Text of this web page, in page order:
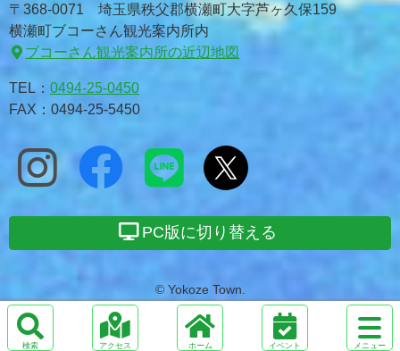
〒368-0071 埼玉県秩父郡横瀬町大字芦ヶ久保159
横瀬町ブコーさん観光案内所内
ブコーさん観光案内所の近辺地図
TEL： 0494-25-0450
FAX：0494-25-5450
PC版に切り替える
© Yokoze Town.
サ
イ